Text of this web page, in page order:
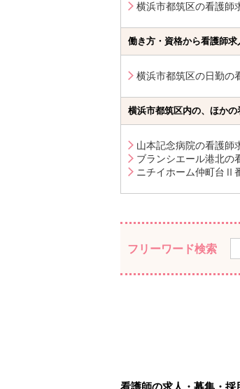
横浜市都筑区の看護師
働き方・資格から看護師求
横浜市都筑区の日勤の
横浜市都筑区内の、ほか
山本記念病院の看護師
ブランシエール港北の
ニチイホーム仲町台Ⅱ
フリーワード検索
看護師の求人・募集・採